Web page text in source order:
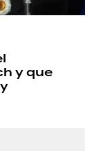
y que